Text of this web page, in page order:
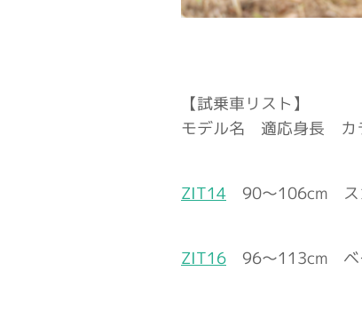
【試乗車リスト】
モデル名 適応身長 カ
ZIT14 90～106cm ス
ZIT16 96～113cm ベ